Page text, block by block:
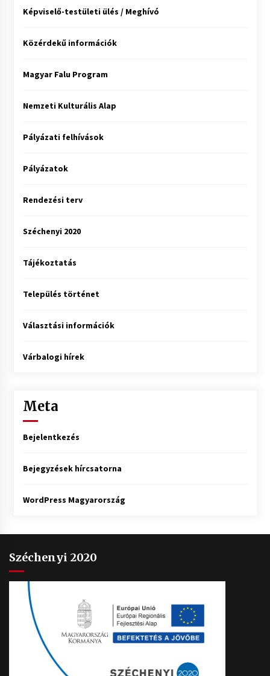
Képviselő-testületi ülés / Meghívó
Közérdekű információk
Magyar Falu Program
Nemzeti Kulturális Alap
Pályázati felhívások
Pályázatok
Rendezési terv
Széchenyi 2020
Tájékoztatás
Település történet
Választási információk
Várbalogi hírek
Meta
Bejelentkezés
Bejegyzések hírcsatorna
WordPress Magyarország
Széchenyi 2020